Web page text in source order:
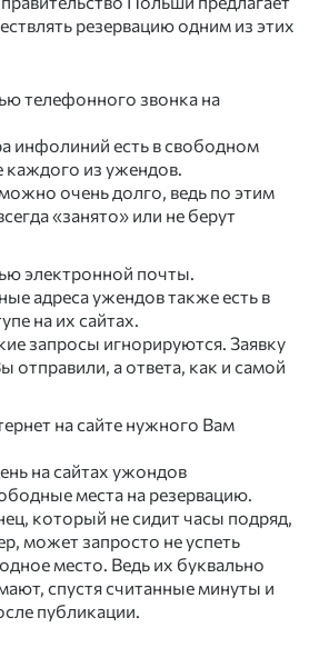
резервацию одним из этих
телефонного звонка на
инфолиний есть в свободном
каждого из ужендов.
очень долго, ведь по этим
«занято» или не берут
электронной почты.
адреса ужендов также есть в
на их сайтах.
запросы игнорируются. Заявку
отправили, а ответа, как и самой
на сайте нужного Вам
на сайтах ужондов
места на резервацию.
который не сидит часы подряд,
может запросто не успеть
место. Ведь их буквально
спустя считанные минуты и
публикации.